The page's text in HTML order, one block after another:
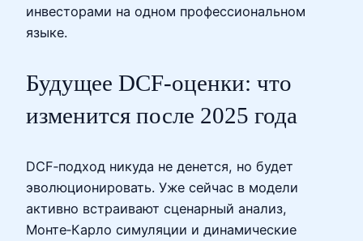
инвесторами на одном профессиональном
языке.
Будущее DCF‑оценки: что
изменится после 2025 года
DCF‑подход никуда не денется, но будет
эволюционировать. Уже сейчас в модели
активно встраивают сценарный анализ,
Монте‑Карло симуляции и динамические